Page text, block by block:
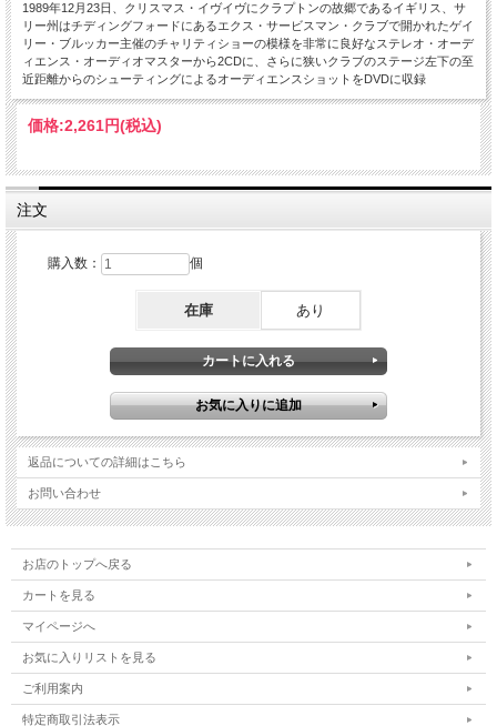
1989年12月23日、クリスマス・イヴイヴにクラプトンの故郷であるイギリス、サ
リー州はチディングフォードにあるエクス・サービスマン・クラブで開かれたゲイ
リー・ブルッカー主催のチャリティショーの模様を非常に良好なステレオ・オーデ
ィエンス・オーディオマスターから2CDに、さらに狭いクラブのステージ左下の至
近距離からのシューティングによるオーディエンスショットをDVDに収録
価格:2,261円(税込)
注文
購入数： 個
在庫 あり
返品についての詳細はこちら
お問い合わせ
お店のトップへ戻る
カートを見る
マイページへ
お気に入りリストを見る
ご利用案内
特定商取引法表示